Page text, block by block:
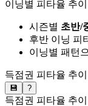
이닝별 피타율 추이
시즌별 초반/
후반 이닝 피
이닝별 패턴
득점권 피타율 추이
💾 ?
득점권 피타율 추이